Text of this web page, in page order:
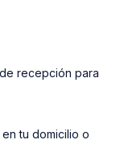
recepción para
tu domicilio o